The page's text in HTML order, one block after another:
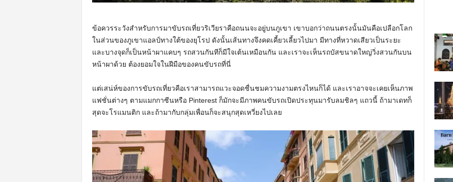
ข้อควรระวังสำหรับการมาขับรถเที่ยวริเวียราคือถนนจะอยู่บนภูเขา เขาบอกว่าถนนตรงนั้นมันคือเปลือกโลก
ในส่วนของภูเขาแอลป์ทางใต้ของยุโรป ดังนั้นเส้นทางจึงคดเคี้ยวเลี้ยวไปมา มีทางที่หวาดเสียวเป็นระยะ
และบางจุดก็เป็นหน้าผาแคบๆ รถสวนกันทีก็มีใจเต้นเหมือนกัน และเราจะเห็นรถบัสขนาดใหญ่วิ่งสวนกันบน
หน้าผาด้วย ต้องยอมใจในฝีมือของคนขับรถที่นี่
แต่เสน่ห์ของการขับรถเที่ยวคือเราสามารถแวะจอดชื่นชมความงามตรงไหนก็ได้ และเราอาจจะเคยเห็นภาพ
แฟชั่นต่างๆ ตามแมกกาซีนหรือ Pinterest ก็มักจะมีภาพคนขับรถเปิดประทุนมารับลมชิลๆ แถวนี้ ถ้ามาเดทก็
สุดจะโรแมนติก และถ้ามากับกลุ่มเพื่อนก็จะสนุกสุดเหวี่ยงไปเลย